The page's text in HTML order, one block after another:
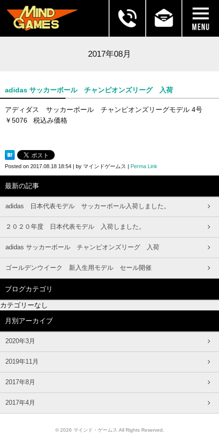
2017年08月
adidas サッカーボール チャンピオンズリーグ 入荷
アディダス サッカーボール チャンピオンズリーグモデル 4号
￥5076 税込み価格
Posted on 2017.08.18 18:54 | by マインドゲームス | Perma Link
最新の記事
adidas 日本代表モデル サッカーボール入荷しました。
２０２０年度 日本代表モデル 入荷しました。
adidas サッカーボール チャンピオンズリーグ 入荷
ゴールデンウイーク 新入生用モデル セール開催
ブログカテゴリ
カテゴリーなし
月別アーカイブ
2020年3月
2019年11月
2017年8月
2017年4月
© 2026 マインド・ゲームス All Rights Reserved.